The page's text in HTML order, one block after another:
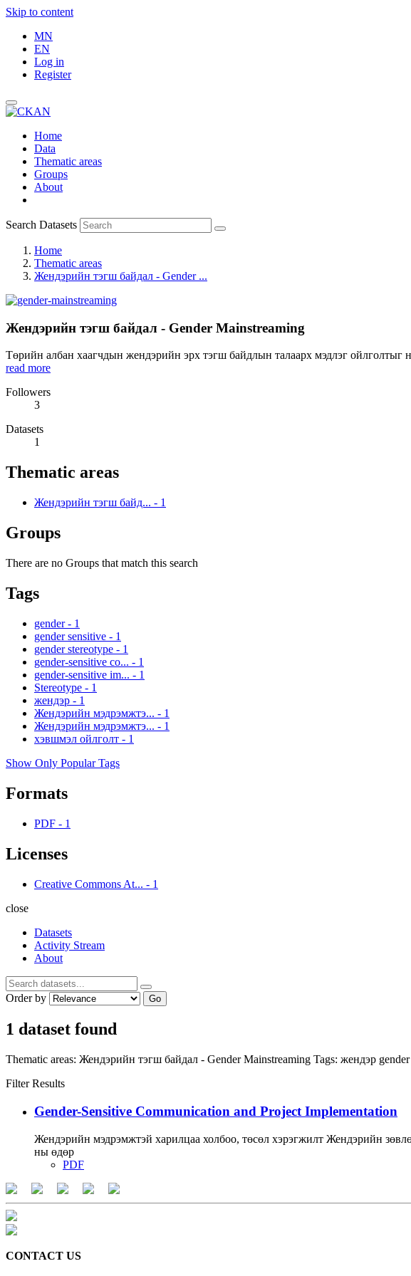
Skip to content
MN
EN
Log in
Register
Home
Data
Thematic areas
Groups
About
Search Datasets
Home
Thematic areas
Жендэрийн тэгш байдал - Gender ...
Жендэрийн тэгш байдал - Gender Mainstreaming
Төрийн албан хаагчдын жендэрийн эрх тэгш байдлын талаарх мэдлэг ойлголтыг
read more
Followers
3
Datasets
1
Thematic areas
Жендэрийн тэгш байд... - 1
Groups
There are no Groups that match this search
Tags
gender - 1
gender sensitive - 1
gender stereotype - 1
gender-sensitive co... - 1
gender-sensitive im... - 1
Stereotype - 1
жендэр - 1
Жендэрийн мэдрэмжтэ... - 1
Жендэрийн мэдрэмжтэ... - 1
хэвшмэл ойлголт - 1
Show Only Popular Tags
Formats
PDF - 1
Licenses
Creative Commons At... - 1
close
Datasets
Activity Stream
About
Order by Go
1 dataset found
Thematic areas: Жендэрийн тэгш байдал - Gender Mainstreaming Tags: жендэр gender
Filter Results
Gender-Sensitive Communication and Project Implementation
Жендэрийн мэдрэмжтэй харилцаа холбоо, төсөл хэрэгжилт Жендэрийн
ны өдөр
PDF
CONTACT US